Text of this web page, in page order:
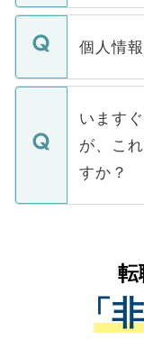
ません。
■応募殺
関を公に
に、医療
みを人材
ています。
転職・入
ん。また
定を承諾
の辞退の
個人情
個人情報
で、ご安
などで収
ご本人の
支援を目
ているす
は、個人
管理基準
る、プラ
います
が、こ
すか？
かがいし
経験をま
させてい
ない方に
転
「